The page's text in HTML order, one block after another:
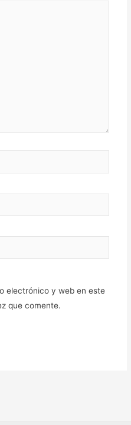
electrónico y web en este
que comente.